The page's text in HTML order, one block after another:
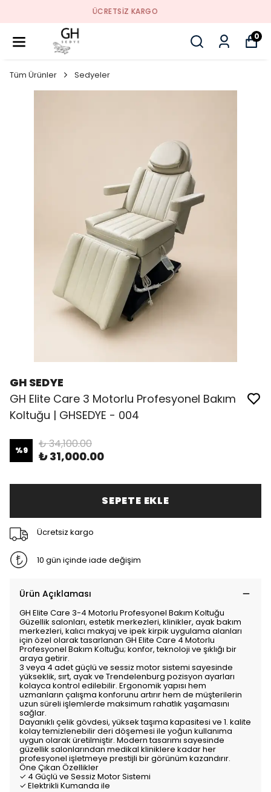
ÜCRETSIZ KARGO
0
Tüm Ürünler Sedyeler
GH SEDYE
GH Elite Care 3 Motorlu Profesyonel Bakım
Koltuğu | GHSEDYE - 004
%9 ₺ 34,100.00
₺ 31,000.00
SEPETE EKLE
Ücretsiz kargo
10 gün içinde iade değişim
Ürün Açıklaması
GH Elite Care 3-4 Motorlu Profesyonel Bakım Koltuğu
Güzellik salonları, estetik merkezleri, klinikler, ayak bakım
merkezleri, kalıcı makyaj ve ipek kirpik uygulama alanları
için özel olarak tasarlanan GH Elite Care 4 Motorlu
Profesyonel Bakım Koltuğu; konfor, teknoloji ve şıklığı bir
araya getirir.
3 veya 4 adet güçlü ve sessiz motor sistemi sayesinde
yükseklik, sırt, ayak ve Trendelenburg pozisyon ayarları
kolayca kontrol edilebilir. Ergonomik yapısı hem
uzmanların çalışma konforunu artırır hem de müşterilerin
uzun süreli işlemlerde maksimum rahatlık yaşamasını
sağlar.
Dayanıklı çelik gövdesi, yüksek taşıma kapasitesi ve 1. kalite
kolay temizlenebilir deri döşemesi ile yoğun kullanıma
uygun olarak üretilmiştir. Modern tasarımı sayesinde
güzellik salonlarından medikal kliniklere kadar her
profesyonel işletmeye prestijli bir görünüm kazandırır.
Öne Çıkan Özellikler
✓ 4 Güçlü ve Sessiz Motor Sistemi
✓ Elektrikli Kumanda ile